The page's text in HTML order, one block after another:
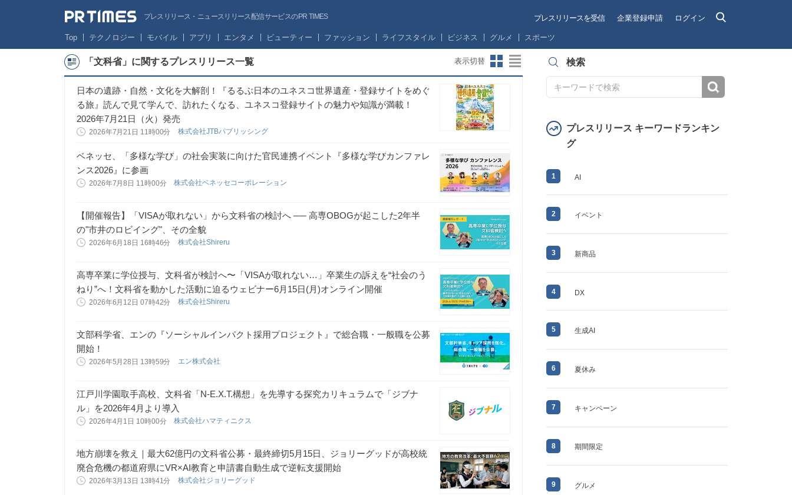
プレスリリース・ニュースリリース配信サービスのPR TIMES プレスリリースを受信 企業登録申請 ログイン
Top テクノロジー モバイル アプリ エンタメ ビューティー ファッション ライフスタイル ビジネス グルメ スポーツ
「文科省」に関するプレスリリース一覧 表示切替
日本の遺跡・自然・文化を大解剖！『るるぶ日本のユネスコ世界遺産・登録サイトをめぐ
る旅』読んで見て学んで、訪れたくなる、ユネスコ登録サイトの魅力や知識が満載！
2026年7月21日（火）発売
2026年7月21日 11時00分 株式会社JTBパブリッシング
ベネッセ、「多様な学び」の社会実装に向けた官民連携イベント『多様な学びカンファレ
ンス2026』に参画
2026年7月8日 11時00分 株式会社ベネッセコーポレーション
【開催報告】「VISAが取れない」から文科省の検討へ ── 高専OBOGが起こした2年半
の"市井のロビイング"、その全貌
2026年6月18日 16時46分 株式会社Shireru
高専卒業に学位授与、文科省が検討へ〜「VISAが取れない…」卒業生の訴えを“社会のう
ねり”へ！文科省を動かした活動に迫るウェビナー6月15日(月)オンライン開催
2026年6月12日 07時42分 株式会社Shireru
文部科学省、エンの『ソーシャルインパクト採用プロジェクト』で総合職・一般職を公募
開始！
2026年5月28日 13時59分 エン株式会社
江戸川学園取手高校、文科省「N-E.X.T.構想」を先導する探究カリキュラムで「ジブナ
ル」を2026年4月より導入
2026年4月1日 10時00分 株式会社ハマティニクス
地方崩壊を救え｜最大62億円の文科省公募・最終締切5月15日、ジョリーグッドが高校統
廃合危機の都道府県にVR×AI教育と申請書自動生成で逆転支援開始
2026年3月13日 13時41分 株式会社ジョリーグッド
検索
プレスリリース キーワードランキン
グ
1 AI
2 イベント
3 新商品
4 DX
5 生成AI
6 夏休み
7 キャンペーン
8 期間限定
9 グルメ